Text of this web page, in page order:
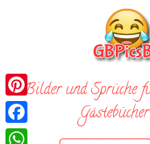
Bilder und Sprüche
Pinterest
Facebook